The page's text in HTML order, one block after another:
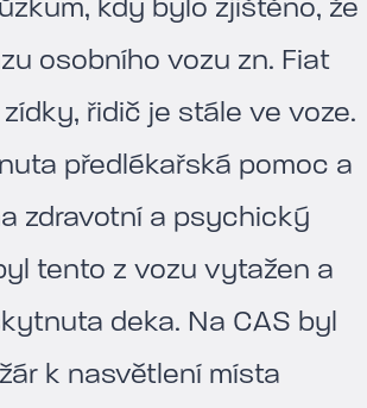
kdy bylo zjištěno, že
osobního vozu zn. Fiat
řidič je stále ve voze.
předlékařská pomoc a
zdravotní a psychický
tento z vozu vytažen a
deka. Na CAS byl
k nasvětlení místa